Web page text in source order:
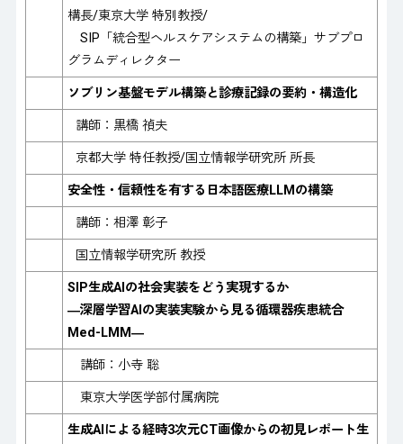
構長/東京大学 特別教授/
SIP「統合型ヘルスケアシステムの構築」サブプロ
グラムディレクター
ソブリン基盤モデル構築と診療記録の要約・構造化
講師：黒橋 禎夫
京都大学 特任教授/国立情報学研究所 所長
安全性・信頼性を有する日本語医療LLMの構築
講師：相澤 彰子
国立情報学研究所 教授
SIP生成AIの社会実装をどう実現するか
―深層学習AIの実装実験から見る循環器疾患統合
Med-LMM―
講師：小寺 聡
東京大学医学部付属病院
生成AIによる経時3次元CT画像からの初見レポート生